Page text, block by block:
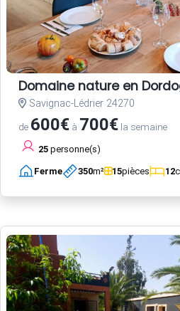
Domaine nature en
Savignac-Lédrier 24270
de 600€ à 700€ la semaine
25 personne(s)
Ferme 350m² 15pièces 12